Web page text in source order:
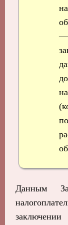
Данным